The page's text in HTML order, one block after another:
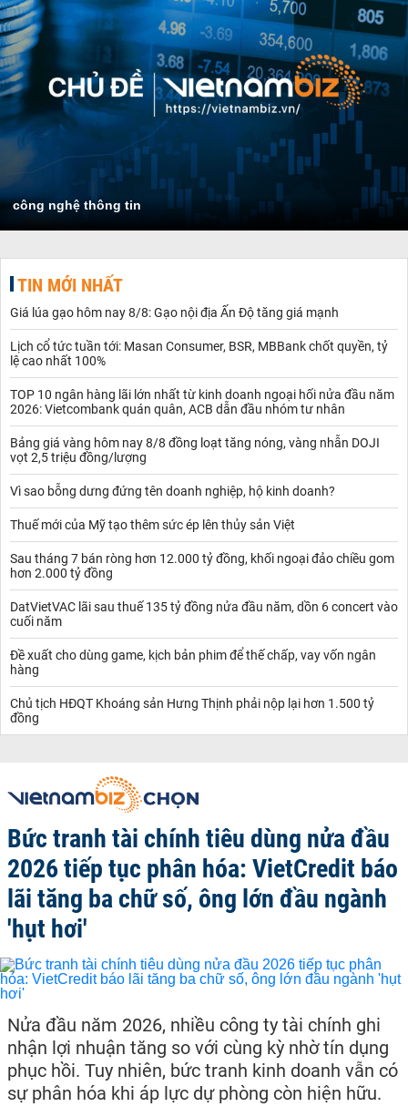
công nghệ thông tin
TIN MỚI NHẤT
Giá lúa gạo hôm nay 8/8: Gạo nội địa Ấn Độ tăng giá mạnh
Lịch cổ tức tuần tới: Masan Consumer, BSR, MBBank chốt quyền, tỷ
lệ cao nhất 100%
TOP 10 ngân hàng lãi lớn nhất từ kinh doanh ngoại hối nửa đầu năm
2026: Vietcombank quán quân, ACB dẫn đầu nhóm tư nhân
Bảng giá vàng hôm nay 8/8 đồng loạt tăng nóng, vàng nhẫn DOJI
vọt 2,5 triệu đồng/lượng
Vì sao bỗng dưng đứng tên doanh nghiệp, hộ kinh doanh?
Thuế mới của Mỹ tạo thêm sức ép lên thủy sản Việt
Sau tháng 7 bán ròng hơn 12.000 tỷ đồng, khối ngoại đảo chiều gom
hơn 2.000 tỷ đồng
DatVietVAC lãi sau thuế 135 tỷ đồng nửa đầu năm, dồn 6 concert vào
cuối năm
Đề xuất cho dùng game, kịch bản phim để thế chấp, vay vốn ngân
hàng
Chủ tịch HĐQT Khoáng sản Hưng Thịnh phải nộp lại hơn 1.500 tỷ
đồng
Bức tranh tài chính tiêu dùng nửa đầu
2026 tiếp tục phân hóa: VietCredit báo
lãi tăng ba chữ số, ông lớn đầu ngành
'hụt hơi'
Nửa đầu năm 2026, nhiều công ty tài chính ghi
nhận lợi nhuận tăng so với cùng kỳ nhờ tín dụng
phục hồi. Tuy nhiên, bức tranh kinh doanh vẫn có
sự phân hóa khi áp lực dự phòng còn hiện hữu.